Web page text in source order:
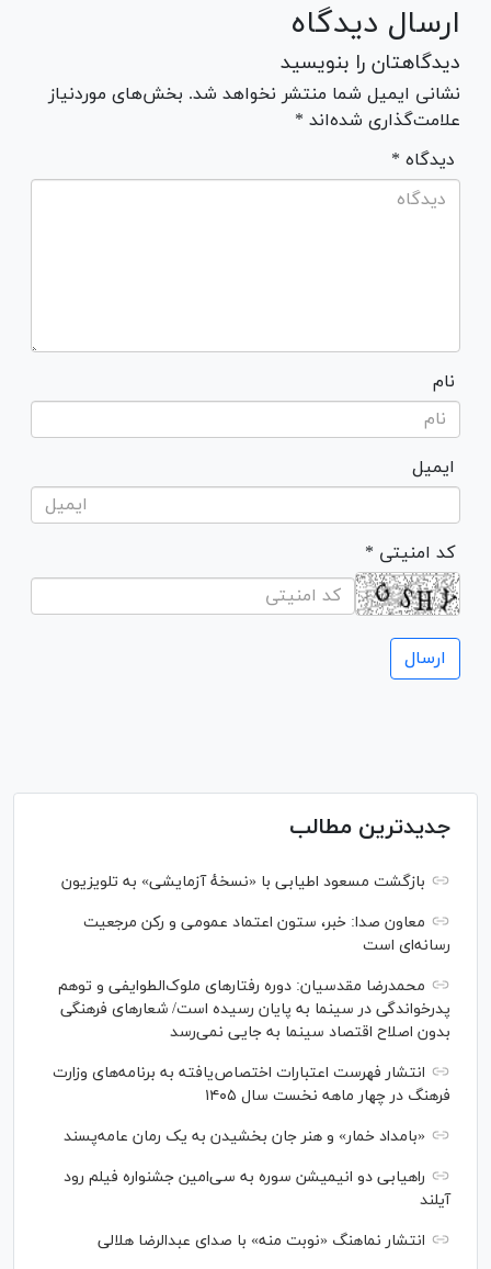
ارسال دیدگاه
دیدگاهتان را بنویسید
نشانی ایمیل شما منتشر نخواهد شد. بخش‌های موردنیاز
علامت‌گذاری شده‌اند *
* دیدگاه
نام
ایمیل
* کد امنیتی
جدیدترین مطالب
بازگشت مسعود اطیابی با «نسخهٔ آزمایشی» به تلویزیون
معاون صدا: خبر، ستون اعتماد عمومی و رکن مرجعیت
رسانه‌ای است
محمدرضا مقدسیان: دوره رفتارهای ملوک‌الطوایفی و توهم
پدرخواندگی در سینما به پایان رسیده است/ شعارهای فرهنگی
بدون اصلاح اقتصاد سینما به جایی نمی‌رسد
انتشار فهرست اعتبارات اختصاص‌یافته به برنامه‌های وزارت
فرهنگ در چهار ماهه نخست سال ۱۴۰۵
«بامداد خمار» و هنر جان بخشیدن به یک رمان عامه‌پسند
راهیابی دو انیمیشن سوره به سی‌امین جشنواره فیلم رود
آیلند
انتشار نماهنگ «نوبت منه» با صدای عبدالرضا هلالی